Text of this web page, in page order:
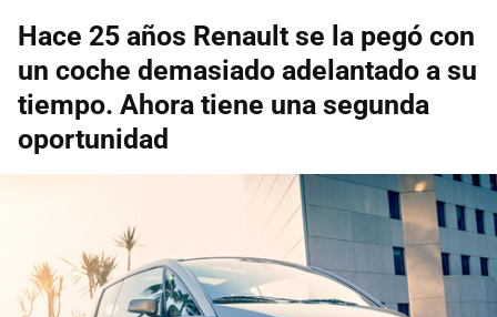
Hace 25 años Renault se la pegó con
un coche demasiado adelantado a su
tiempo. Ahora tiene una segunda
oportunidad